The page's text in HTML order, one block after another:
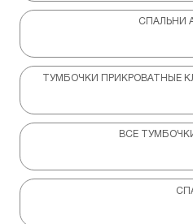
СПАЛЬНИ
ТУМБОЧКИ ПРИКРОВАТНЫЕ
ВСЕ